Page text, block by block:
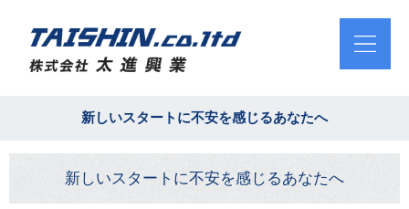
新しいスタートに不安を感じるあなたへ
新しいスタートに不安を感じるあなたへ